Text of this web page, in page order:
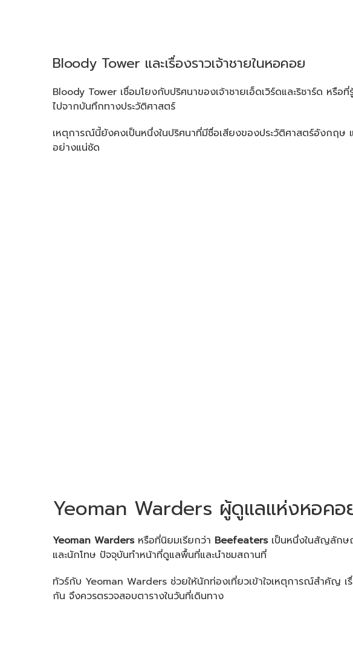
Bloody Tower และเรื่องราวเจ้าชายในหอคอย
Bloody Tower เชื่อมโยงกับปริศนาของเจ้าชายเอ็ดเวิร์ดและริชาร์ด หรือที่
ไปจากบันทึกทางประวัติศาสตร์
เหตุการณ์นี้ยังคงเป็นหนึ่งในปริศนาที่มีชื่อเสียงของประวัติศาสตร์อังกฤ
อย่างแน่ชัด
Yeoman Warders ผู้ดูแลแห่งหอคอ
Yeoman Wardersหรือที่นิยมเรียกว่า Beefeatersเป็นหนึ่งในสัญลักษณ์
และนักโทษ ปัจจุบันทำหน้าที่ดูแลพื้นที่และนำชมสถานที่
ทัวร์กับ Yeoman Warders ช่วยให้นักท่องเที่ยวเข้าใจเหตุการณ์สำคัญ
กัน จึงควรตรวจสอบตารางในวันที่เดินทาง